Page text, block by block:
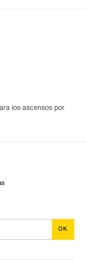
EPI
datos de sus EPI.
su fecha de
los ascensos por